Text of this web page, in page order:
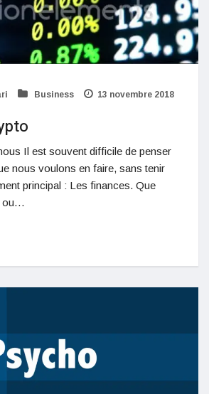
Business 13 novembre 2018
Il est souvent difficile de penser
nous voulons en faire, sans tenir
principal : Les finances. Que
ou…